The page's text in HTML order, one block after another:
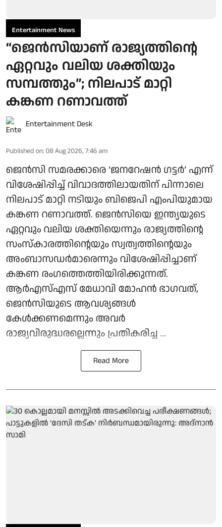
Entertainment News
“ജെന്‍സിയാണ് രാജ്യത്തിന്റെ
ഏറ്റവും വലിയ ശക്തിയും
സമ്പത്തും”; നിലപാട് മാറ്റി
കങ്കണ റണാവത്ത്
Entertainment Desk
Published on: 08 Aug 2026, 7:46 am
ജെൻസി സമരക്കാരെ ‘ജനറേഷൻ ഗട്ടർ’ എന്ന്
വിശേഷിപ്പിച്ച് വിവാദത്തിലായതിന് പിന്നാലെ
നിലപാട് മാറ്റി നടിയും ബിജെപി എംപിയുമായ
കങ്കണ റണാവത്ത്. ജെൻസിയെ ഇന്ത്യയുടെ
ഏറ്റവും വലിയ ശക്തിയെന്നും രാജ്യത്തിന്റെ
സംസ്കാരത്തിന്റെയും സ്വത്വത്തിന്റെയും
അംബാസഡർമാരെന്നും വിശേഷിപ്പിച്ചാണ്
കങ്കണ രംഗത്തെത്തിയിരിക്കുന്നത്.
ആർഎസ്എസ് മേധാവി മോഹൻ ഭാഗവത്,
ജെൻസിയുടെ ആവശ്യങ്ങൾ
കേൾക്കണമെന്നും അവർ
രാജ്യവിരുദ്ധരല്ലെന്നും പ്രതികരിച്ച ...
Read More